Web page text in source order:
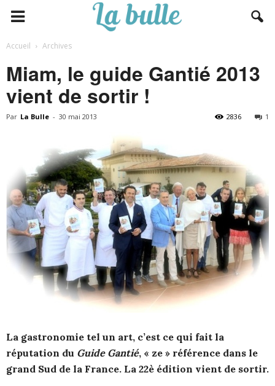
Accueil Archives
Miam, le guide Gantié 2013
vient de sortir !
Par La Bulle - 30 mai 2013 1
2836
La gastronomie tel un art, c’est ce qui fait la
réputation du Guide Gantié, « ze » référence dans le
grand Sud de la France. La 22è édition vient de sortir.